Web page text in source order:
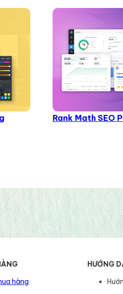
Rank Math SEO
hàng
HƯỚNG